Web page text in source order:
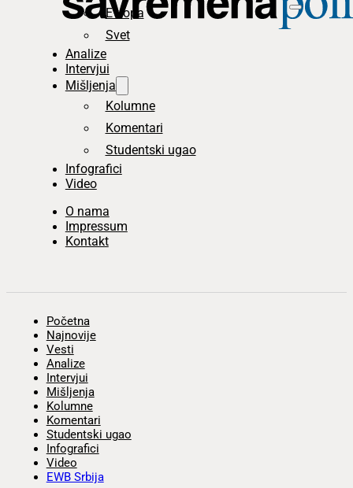
Evropa
Svet
Analize
Intervjui
Mišljenja
Kolumne
Komentari
Studentski ugao
Infografici
Video
O nama
Impressum
Kontakt
Početna
Najnovije
Vesti
Analize
Intervjui
Mišljenja
Kolumne
Komentari
Studentski ugao
Infografici
Video
EWB Srbija